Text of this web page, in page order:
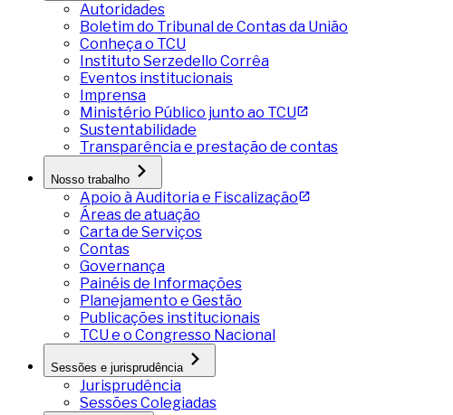
Autoridades
Boletim do Tribunal de Contas da União
Conheça o TCU
Instituto Serzedello Corrêa
Eventos institucionais
Imprensa
Ministério Público junto ao TCU
Sustentabilidade
Transparência e prestação de contas
Nosso trabalho
Apoio à Auditoria e Fiscalização
Áreas de atuação
Carta de Serviços
Contas
Governança
Painéis de Informações
Planejamento e Gestão
Publicações institucionais
TCU e o Congresso Nacional
Sessões e jurisprudência
Jurisprudência
Sessões Colegiadas